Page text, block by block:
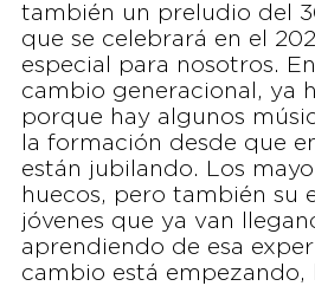
también un preludio del
que se celebrará en el
especial para nosotros.
cambio generacional, ya
porque hay algunos
la formación desde que
están jubilando. Los
huecos, pero también su
jóvenes que ya van
aprendiendo de esa
cambio está empezando,